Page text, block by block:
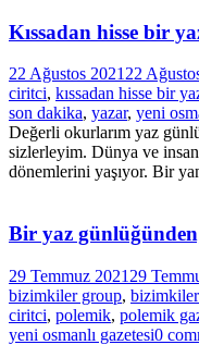
Kıssadan hisse bir
22 Ağustos 2021 22
ciritci, kıssadan hisse bir
son dakika, yazar, yeni
Değerli okurlarım yaz
sizlerleyim. Dünya ve
dönemlerini yaşıyor. Bir
Bir yaz
29 Temmuz 2021 29
bizimkiler group,
ciritci, polemik, polemik
yeni osmanlı gazetesi0